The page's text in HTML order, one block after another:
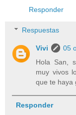
Responder
Respuestas
Vivi
05
Hola San,
muy vivos
que te haya
Responder